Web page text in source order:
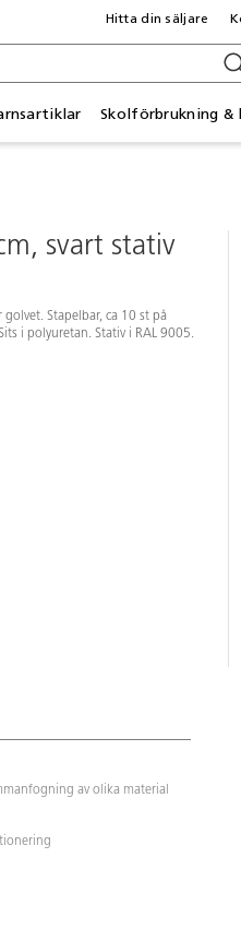
Skolförbrukning
Hitta din säljare
svart stativ
Stapelbar, ca 10 st på
i polyuretan. Stativ i RAL 9005.
av olika material